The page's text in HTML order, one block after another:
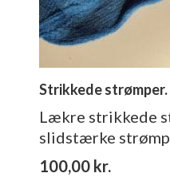
Strikkede strømper.
Lækre strikkede
slidstærke
100,00 kr.